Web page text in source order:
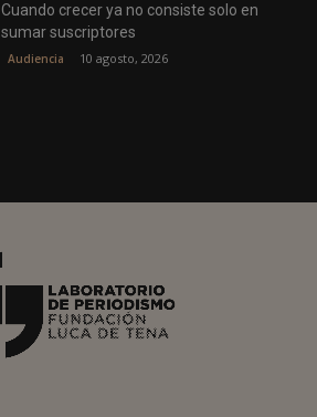
Cuando crecer ya no consiste solo en
sumar suscriptores
Audiencia 10 agosto, 2026